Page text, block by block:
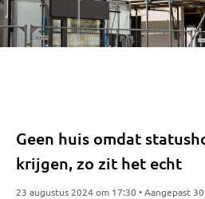
Geen huis omdat
krijgen, zo zit het echt
23 augustus 2024 om 17:30 • Aangepast